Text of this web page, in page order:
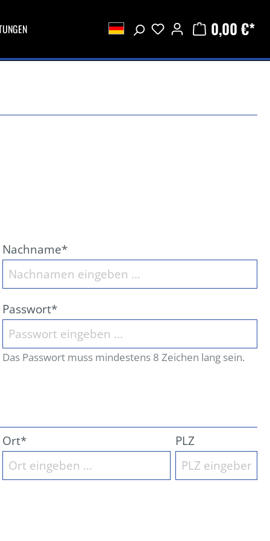
0,00 €*
Nachname*
Passwort*
Das Passwort muss mindestens 8 Zeichen lang sein.
Ort* PLZ